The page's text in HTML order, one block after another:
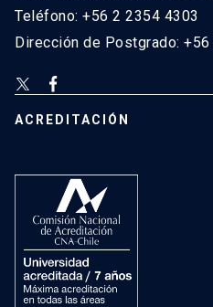
Teléfono: +56 2 2354 4303
Dirección de Postgrado:
ACREDITACIÓN